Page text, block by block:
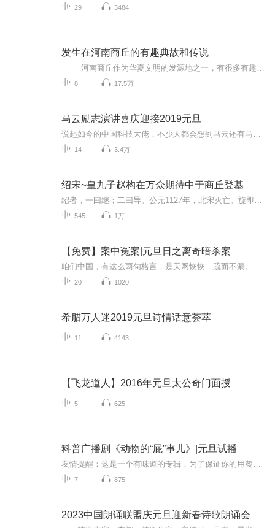
29 3484
发生在河南商丘的有趣典故和传说
8 17.5万
马云励志演讲喜庆迎接2019元旦
14 3.4万
绍宋~皇九子赵构在万众期待中于商丘登基
545 1万
【免费】案中冤案|元旦日之离奇暗杀案
20 1020
希腊万人迷2019元旦诗情话意荟萃
11 4143
【飞龙道人】2016年元旦太公奇门面授
5 625
科普广播剧《动物的“屁”事儿》|元旦试播
7 875
2023中国朗诵联盟庆元旦迎新春诗歌朗诵会